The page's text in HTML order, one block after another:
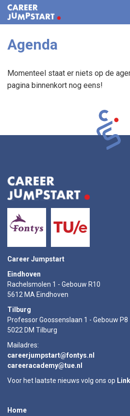
VOOR
VOOR
AGENDA
CONTACT
Agenda
Momenteel staat er niets op de
pagina binnenkort nog eens!
Career Jumpstart
Eindhoven
Rachelsmolen 1 - Gebouw R10
5612 MA Eindhoven
Tilburg
Professor Goossenslaan 1 - Gebouw P8
5022 DM Tilburg
Mailadres:
careerjumpstart@fontys.nl
careeracademy@tue.nl
Voor het laatste nieuws volg ons op
Home